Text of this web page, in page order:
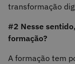
transformação
#2 Nesse
formação?
A formação tem